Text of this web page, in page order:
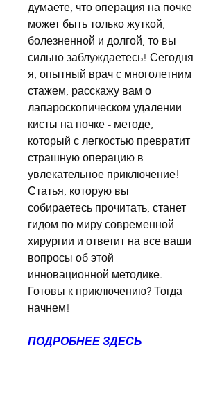
думаете, что операция на почке
может быть только жуткой,
болезненной и долгой, то вы
сильно заблуждаетесь! Сегодня
я, опытный врач с многолетним
стажем, расскажу вам о
лапароскопическом удалении
кисты на почке - методе,
который с легкостью превратит
страшную операцию в
увлекательное приключение!
Статья, которую вы
собираетесь прочитать, станет
гидом по миру современной
хирургии и ответит на все ваши
вопросы об этой
инновационной методике.
Готовы к приключению? Тогда
начнем!
ПОДРОБНЕЕ ЗДЕСЬ